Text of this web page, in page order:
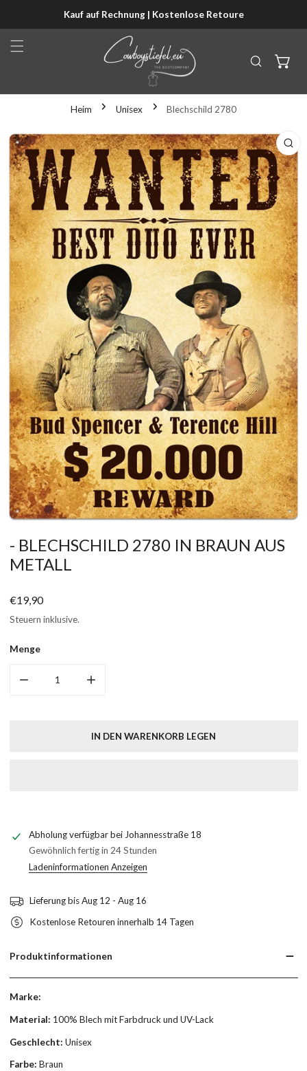
SPRINGENKauf auf Rechnung | Kostenlose Retoure
Heim Unisex Blechschild 2780
SPRINGEN
ÖFFNEN SIE MEDIEN IN DER GALERIEANSICHT
- BLECHSCHILD 2780 IN BRAUN AUS
METALL
Regulärer
Preis
€19,90
Steuern inklusive.
Menge
IN DEN WARENKORB LEGEN
Abholung verfügbar bei Johannesstraße 18
Gewöhnlich fertig in 24 Stunden
Ladeninformationen Anzeigen
Lieferung bisAug 12 - Aug 16
Kostenlose Retouren innerhalb 14 Tagen
Produktinformationen
Marke:
Material: 100% Blech mit Farbdruck und UV-Lack
Geschlecht: Unisex
Farbe: Braun